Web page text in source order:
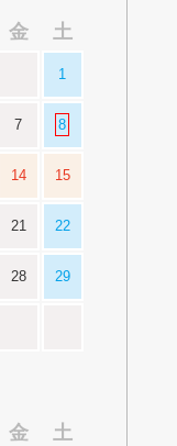
金 土
1
7 8
14 15
21 22
28 29
金 土